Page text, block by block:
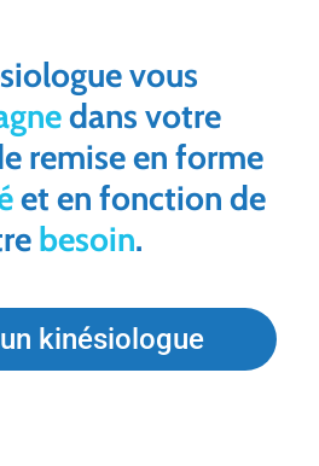
vous
dans votre
remise en forme
et en fonction de
besoin.
kinésiologue